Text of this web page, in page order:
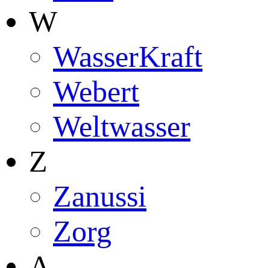
W
WasserKraft
Webert
Weltwasser
Z
Zanussi
Zorg